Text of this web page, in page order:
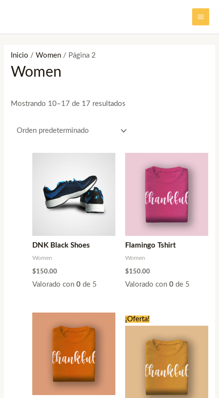
contenido
Inicio /Women / Página 2
Women
Mostrando 10–17 de 17 resultados
DNK Black Shoes
Women
$150.00
Valorado con0 de 5
Flamingo Tshirt
Women
$150.00
Valorado con 0de 5
¡Oferta!
era:
$175.00.
es:
$110.00.